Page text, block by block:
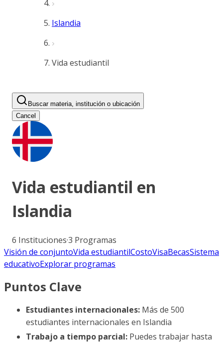
Islandia
Vida estudiantil
Buscar materia, institución o ubicación
Cancel
Vida estudiantil en
Islandia
6 Instituciones·3 Programas
Visión de conjuntoVida estudiantilCostoVisaBecasSistema
educativoExplorar programas
Puntos Clave
Estudiantes internacionales: Más de 500
estudiantes internacionales en Islandia
Trabajo a tiempo parcial: Puedes trabajar hasta